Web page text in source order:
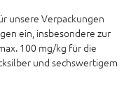
unsere Verpackungen
ein, insbesondere zur
100 mg/kg für die
und sechswertigem